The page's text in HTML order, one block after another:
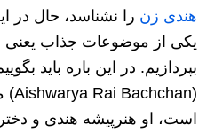
هندی زن را نشناسد، حال
یکی از موضوعات جذاب یعنی
بپردازیم. در این باره باید
است، او هنرپیشه هندی و